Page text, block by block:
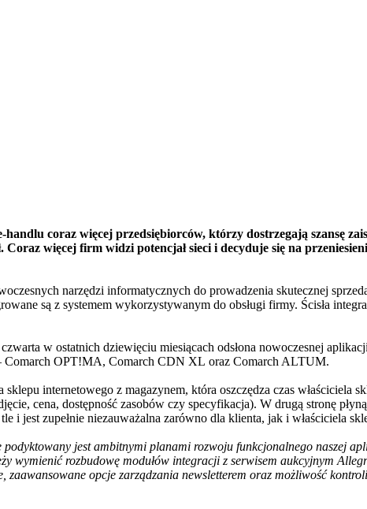
coraz więcej przedsiębiorców, którzy dostrzegają szansę
więcej firm widzi potencjał sieci i decyduje się na
narzędzi informatycznych do prowadzenia skutecznej
są z systemem wykorzystywanym do obsługi firmy. Ścisła
w ostatnich dziewięciu miesiącach odsłona nowoczesnej
Comarch OPT!MA, Comarch CDN XL oraz Comarch ALTUM.
sklepu internetowego z magazynem, która oszczędza czas właściciela
cena, dostępność zasobów czy specyfikacja). W drugą stronę
i jest zupełnie niezauważalna zarówno dla klienta, jak i właściciela
jest ambitnymi planami rozwoju funkcjonalnego naszej
wymienić rozbudowę modułów integracji z serwisem aukcyjnym
opcje zarządzania newsletterem oraz możliwość